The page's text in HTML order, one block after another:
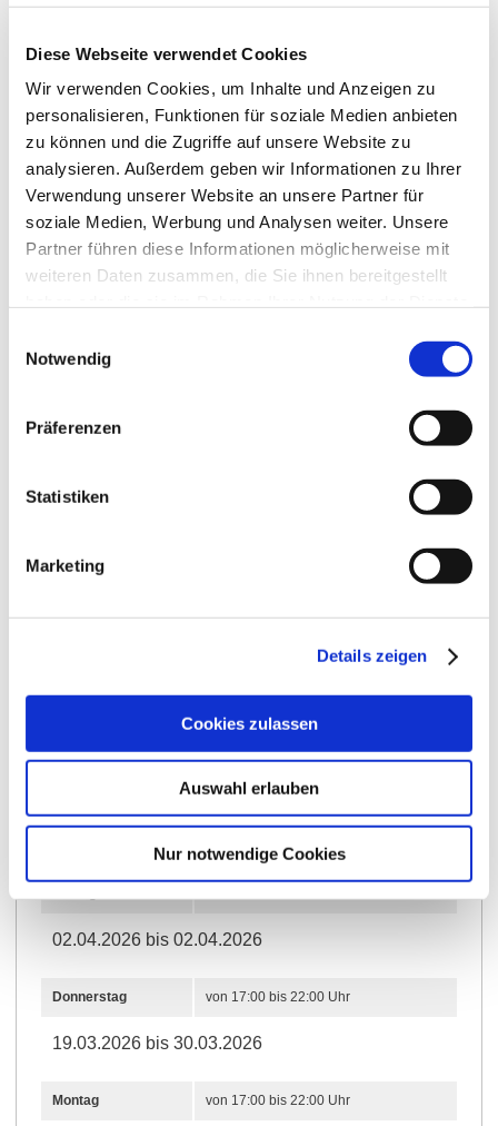
Diese Webseite verwendet Cookies
Wir verwenden Cookies, um Inhalte und Anzeigen zu
personalisieren, Funktionen für soziale Medien anbieten
zu können und die Zugriffe auf unsere Website zu
analysieren. Außerdem geben wir Informationen zu Ihrer
Verwendung unserer Website an unsere Partner für
soziale Medien, Werbung und Analysen weiter. Unsere
Partner führen diese Informationen möglicherweise mit
weiteren Daten zusammen, die Sie ihnen bereitgestellt
Notwendig
Präferenzen
Statistiken
Marketing
Details zeigen
Cookies zulassen
Auswahl erlauben
Nur notwendige Cookies
04.06.2026 bis 08.06.2026
Sonntag von 11:00 bis 22:00 Uhr
03.04.2026 bis 03.04.2026
14.05.2026 bis 14.05.2026
13.05.2026 bis 13.05.2026
Mittwoch
11.06.2026 bis 01.11.2026
von 17:00 bis 22:00 Uhr
Samstag von 10:00 bis 23:00 Uhr
von 11:00 bis 22:00 Uhr
02.04.2026 bis 02.04.2026
Donnerstag von 17:00 bis 22:00 Uhr
19.03.2026 bis 30.03.2026
Montag von 17:00 bis 22:00 Uhr